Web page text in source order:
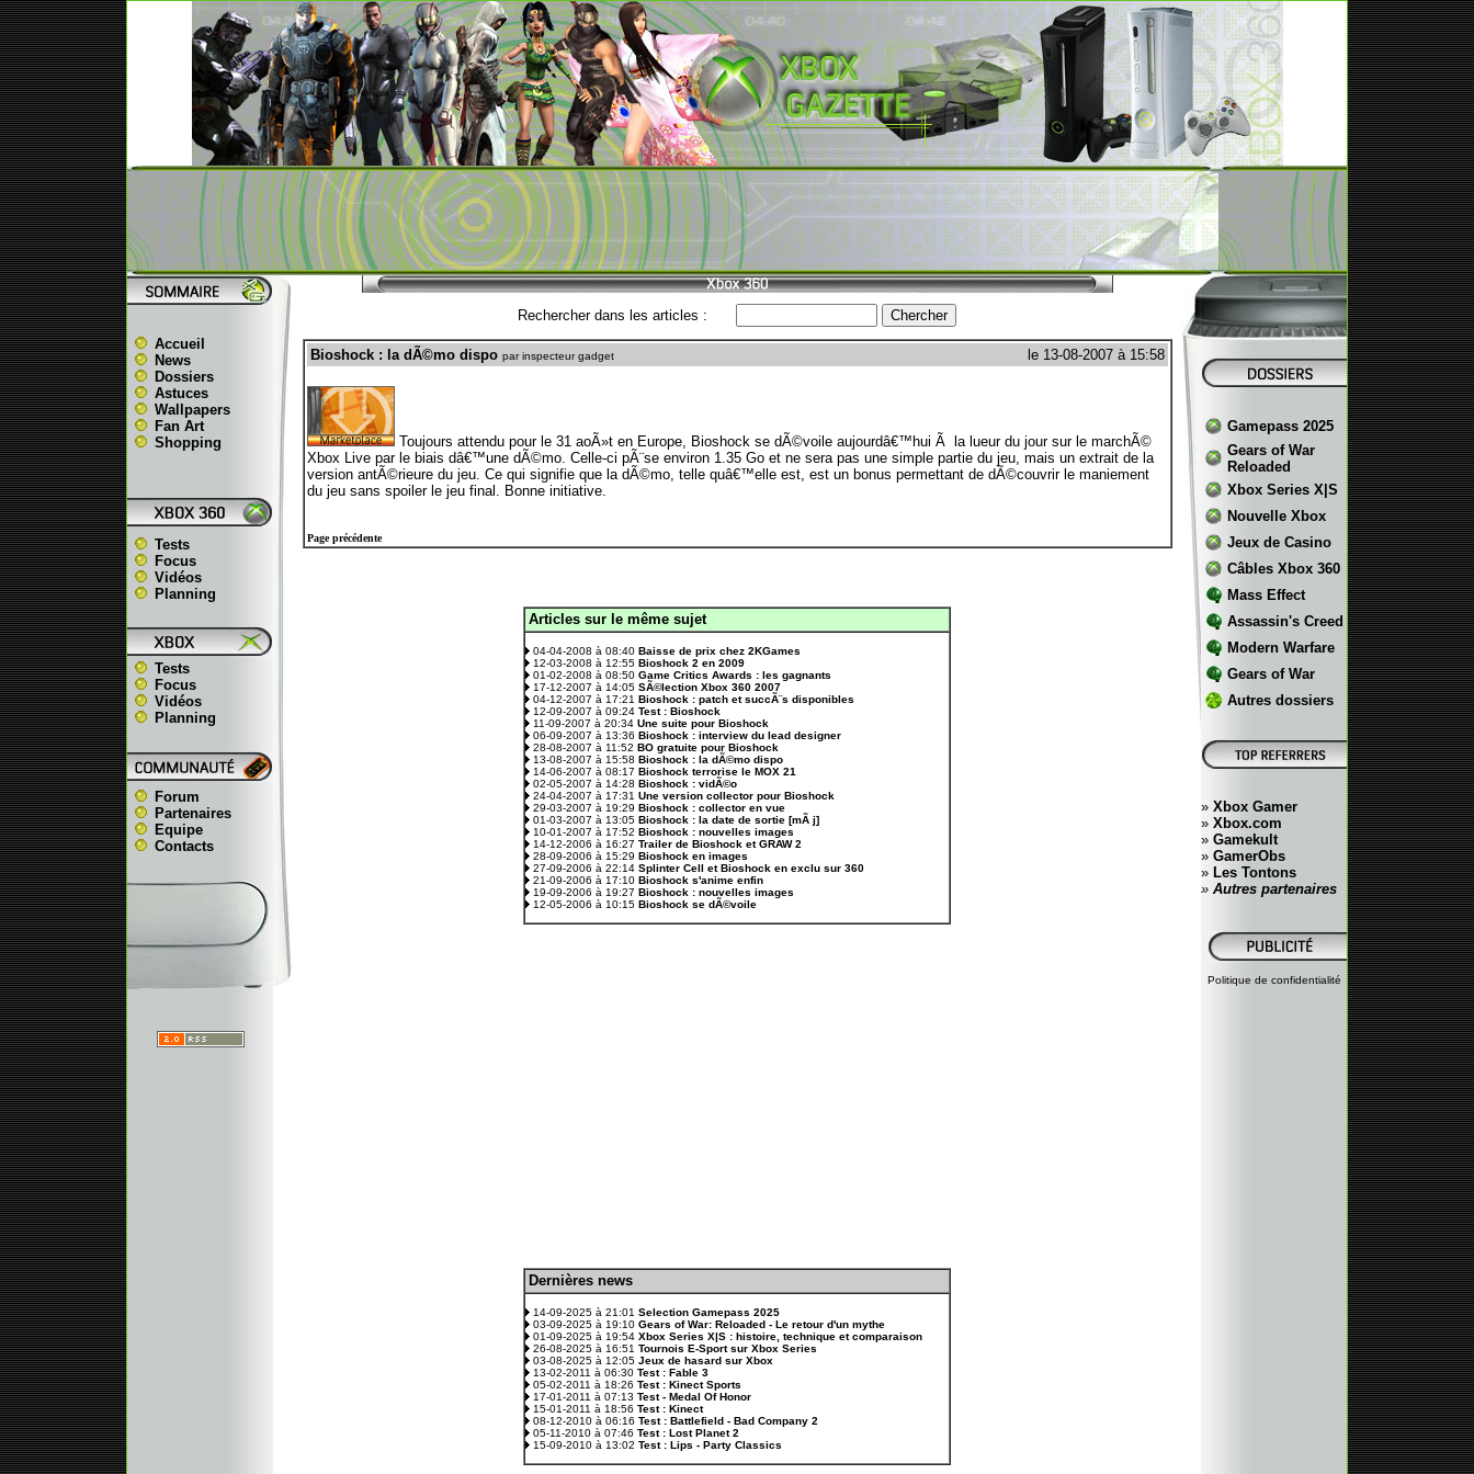
Accueil
News
Dossiers
Astuces
Wallpapers
Fan Art
Shopping
Tests
Focus
Vidéos
Planning
Tests
Focus
Vidéos
Planning
Forum
Partenaires
Equipe
Contacts
Rechercher dans les articles :
Bioshock : la dÃ©mo dispo par inspecteur gadget le 13-08-2007 à 15:58
Toujours attendu pour le 31 aoÃ»t en Europe, Bioshock se dÃ©voile aujourdâ€™hui Ã la lueur du jour sur le marchÃ©
Xbox Live par le biais dâ€™une dÃ©mo. Celle-ci pÃ¨se environ 1.35 Go et ne sera pas une simple partie du jeu, mais un extrait de la
version antÃ©rieure du jeu. Ce qui signifie que la dÃ©mo, telle quâ€™elle est, est un bonus permettant de dÃ©couvrir le maniement
du jeu sans spoiler le jeu final. Bonne initiative.
Page précédente
Articles sur le même sujet
04-04-2008 à 08:40 Baisse de prix chez 2KGames
12-03-2008 à 12:55 Bioshock 2 en 2009
01-02-2008 à 08:50 Game Critics Awards : les gagnants
17-12-2007 à 14:05 SÃ©lection Xbox 360 2007
04-12-2007 à 17:21 Bioshock : patch et succÃ¨s disponibles
12-09-2007 à 09:24 Test : Bioshock
11-09-2007 à 20:34 Une suite pour Bioshock
06-09-2007 à 13:36 Bioshock : interview du lead designer
28-08-2007 à 11:52 BO gratuite pour Bioshock
13-08-2007 à 15:58 Bioshock : la dÃ©mo dispo
14-06-2007 à 08:17 Bioshock terrorise le MOX 21
02-05-2007 à 14:28 Bioshock : vidÃ©o
24-04-2007 à 17:31 Une version collector pour Bioshock
29-03-2007 à 19:29 Bioshock : collector en vue
01-03-2007 à 13:05 Bioshock : la date de sortie [mÃ j]
10-01-2007 à 17:52 Bioshock : nouvelles images
14-12-2006 à 16:27 Trailer de Bioshock et GRAW 2
28-09-2006 à 15:29 Bioshock en images
27-09-2006 à 22:14 Splinter Cell et Bioshock en exclu sur 360
21-09-2006 à 17:10 Bioshock s'anime enfin
19-09-2006 à 19:27 Bioshock : nouvelles images
12-05-2006 à 10:15 Bioshock se dÃ©voile
Dernières news
14-09-2025 à 21:01 Selection Gamepass 2025
03-09-2025 à 19:10 Gears of War: Reloaded - Le retour d'un mythe
01-09-2025 à 19:54 Xbox Series X|S : histoire, technique et comparaison
26-08-2025 à 16:51 Tournois E-Sport sur Xbox Series
03-08-2025 à 12:05 Jeux de hasard sur Xbox
13-02-2011 à 06:30 Test : Fable 3
05-02-2011 à 18:26 Test : Kinect Sports
17-01-2011 à 07:13 Test - Medal Of Honor
15-01-2011 à 18:56 Test : Kinect
08-12-2010 à 06:16 Test : Battlefield - Bad Company 2
05-11-2010 à 07:46 Test : Lost Planet 2
15-09-2010 à 13:02 Test : Lips - Party Classics
Gamepass 2025
Gears of War
Reloaded
Xbox Series X|S
Nouvelle Xbox
Jeux de Casino
Câbles Xbox 360
Mass Effect
Assassin's Creed
Modern Warfare
Gears of War
Autres dossiers
» Xbox Gamer
» Xbox.com
» Gamekult
» GamerObs
» Les Tontons
» Autres partenaires
Politique de confidentialité